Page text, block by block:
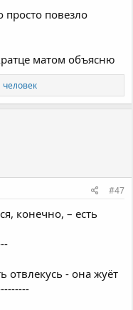
просто повезло
матом объясню
#47
конечно, – есть
отвлекусь - она жуёт